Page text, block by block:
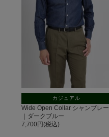
カジュアル
Wide Open Collar シャンブレー
｜ダークブルー
7,700円(税込)